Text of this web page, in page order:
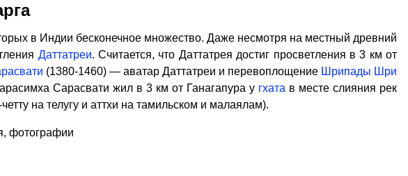
в Индии бесконечное множество. Даже несмотря на местный древний
Даттатреи. Считается, что Даттатрея достиг просветления в 3 км от
(1380-1460) — аватар Даттатреи и перевоплощение Шрипады Шри
Сарасвати жил в 3 км от Ганагапура у гхата в месте слияния рек
на телугу и аттхи на тамильском и малаялам).
фотографии